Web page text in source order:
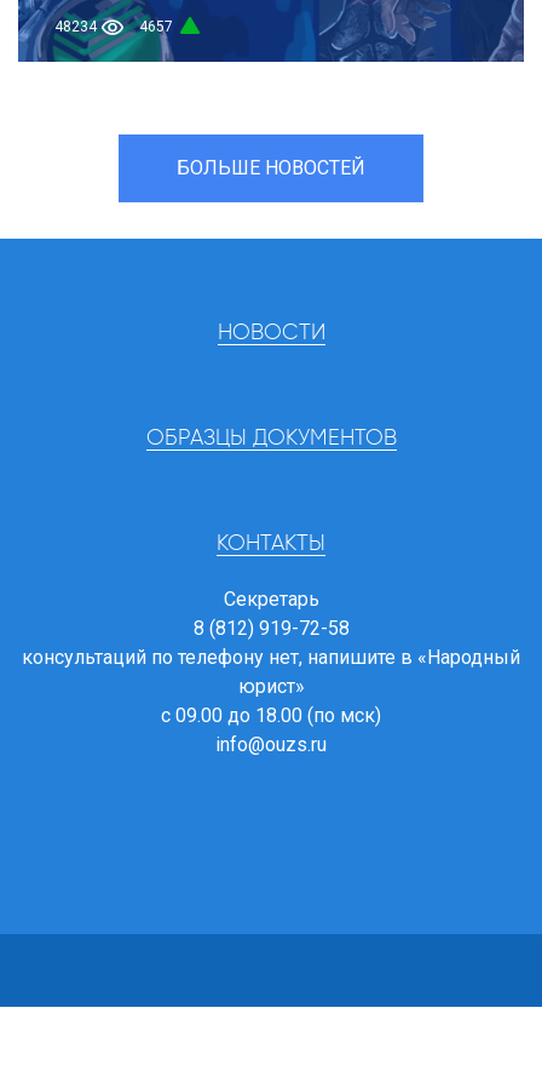
48234 4657
БОЛЬШЕ НОВОСТЕЙ
НОВОСТИ
ОБРАЗЦЫ ДОКУМЕНТОВ
КОНТАКТЫ
Секретарь
8 (812) 919-72-58
консультаций по телефону нет, напишите в «Народный
юрист»
с 09.00 до 18.00 (по мск)
info@ouzs.ru